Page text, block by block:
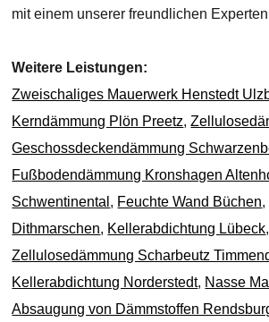
mit einem unserer freundlichen
Weitere Leistungen:
Zweischaliges Mauerwerk Henstedt
Kerndämmung Plön Preetz,
Geschossdeckendämmung
Fußbodendämmung Kronshagen
Schwentinental , Feuchte Wand Büchen,
Dithmarschen, Kellerabdichtung Lübeck,
Zellulosedämmung Scharbeutz
Kellerabdichtung Norderstedt, Nasse
Absaugung von Dämmstoffen